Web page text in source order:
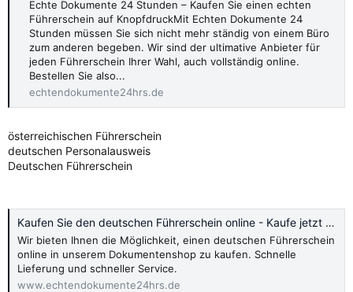
Echte Dokumente 24 Stunden – Kaufen Sie einen echten
Führerschein auf KnopfdruckMit Echten Dokumente 24
Stunden müssen Sie sich nicht mehr ständig von einem Büro
zum anderen begeben. Wir sind der ultimative Anbieter für
jeden Führerschein Ihrer Wahl, auch vollständig online.
Bestellen Sie also...
echtendokumente24hrs.de
österreichischen Führerschein
deutschen Personalausweis
Deutschen Führerschein
Kaufen Sie den deutschen Führerschein online - Kaufe jetzt 2024
Wir bieten Ihnen die Möglichkeit, einen deutschen Führerschein
online in unserem Dokumentenshop zu kaufen. Schnelle
Lieferung und schneller Service.
www.echtendokumente24hrs.de